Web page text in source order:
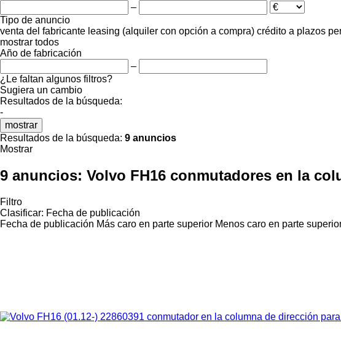
–
Tipo de anuncio
venta del fabricante leasing (alquiler con opción a compra) crédito a plazos
mostrar todos
Año de fabricación
–
¿Le faltan algunos filtros?
Sugiera un cambio
Resultados de la búsqueda:
-
mostrar
Resultados de la búsqueda: 9 anuncios
Mostrar
9 anuncios: Volvo FH16 conmutadores en la
Filtro
Clasificar: Fecha de publicación
Fecha de publicación Más caro en parte superior Menos caro en parte